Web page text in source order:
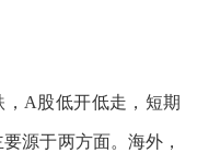
A股低开低走，短期
源于两方面。海外，